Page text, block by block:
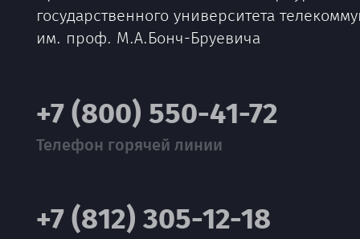
государственного университета
им. проф. М.А.Бонч-Бруевича
+7 (800) 550-41-72
Телефон горячей линии
+7 (812) 305-12-18